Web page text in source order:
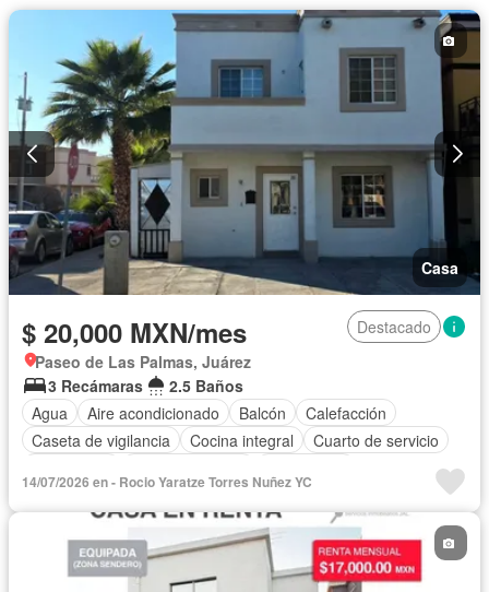
Casa
$ 20,000 MXN/mes
Destacado
Paseo de Las Palmas, Juárez
3 Recámaras
2.5 Baños
Agua
Aire acondicionado Balcón
Calefacción
Caseta de vigilancia
Cocina integral
Cuarto de servicio
Recámara con closet
Seguridad
Zonas verdes
Permite mascotas
Permite niños
Solo familias
Sin amueblar
14/07/2026 en - Rocio Yaratze Torres Nuñez YC